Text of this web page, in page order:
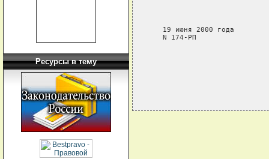
Ресурсы в тему
   19 июня 2000 года
   N 174-РП